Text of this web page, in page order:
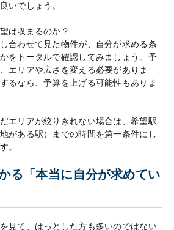
いでしょう。
は収まるのか？
合わせて見た物件が、自分が求める条
をトータルで確認してみましょう。予
エリアや広さを変える必要がありま
るなら、予算を上げる可能性もありま
エリアが絞りきれない場合は、希望駅
がある駅）までの時間を第一条件にし
。
る「本当に自分が求めてい
見て、はっとした方も多いのではない